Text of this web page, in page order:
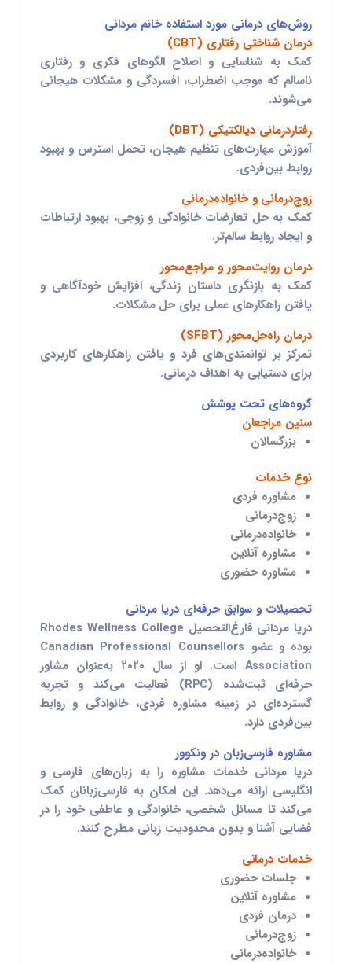
روش‌های درمانی مورد استفاده خانم مردانی
درمان شناختی رفتاری (CBT)
کمک به شناسایی و اصلاح الگوهای فکری و رفتاری
ناسالم که موجب اضطراب، افسردگی و مشکلات هیجانی
می‌شوند.
رفتاردرمانی دیالکتیکی (DBT)
آموزش مهارت‌های تنظیم هیجان، تحمل استرس و بهبود
روابط بین‌فردی.
زوج‌درمانی و خانواده‌درمانی
کمک به حل تعارضات خانوادگی و زوجی، بهبود ارتباطات
و ایجاد روابط سالم‌تر.
درمان روایت‌محور و مراجع‌محور
کمک به بازنگری داستان زندگی، افزایش خودآگاهی و
یافتن راهکارهای عملی برای حل مشکلات.
درمان راه‌حل‌محور (SFBT)
تمرکز بر توانمندی‌های فرد و یافتن راهکارهای کاربردی
برای دستیابی به اهداف درمانی.
گروه‌های تحت پوشش
سنین مراجعان
بزرگسالان
نوع خدمات
مشاوره فردی
زوج‌درمانی
خانواده‌درمانی
مشاوره آنلاین
مشاوره حضوری
تحصیلات و سوابق حرفه‌ای دریا مردانی
دریا مردانی فارغ‌التحصیل Rhodes Wellness College
بوده و عضو Canadian Professional Counsellors
Association
است. او از سال ۲۰۲۰ به‌عنوان مشاور
حرفه‌ای ثبت‌شده (RPC) فعالیت می‌کند و تجربه
گسترده‌ای در زمینه مشاوره فردی، خانوادگی و روابط
بین‌فردی دارد.
مشاوره فارسی‌زبان در ونکوور
دریا مردانی خدمات مشاوره را به زبان‌های فارسی و
انگلیسی ارائه می‌دهد. این امکان به فارسی‌زبانان کمک
می‌کند تا مسائل شخصی، خانوادگی و عاطفی خود را در
فضایی آشنا و بدون محدودیت زبانی مطرح کنند.
خدمات درمانی
جلسات حضوری
مشاوره آنلاین
درمان فردی
زوج‌درمانی
خانواده‌درمانی